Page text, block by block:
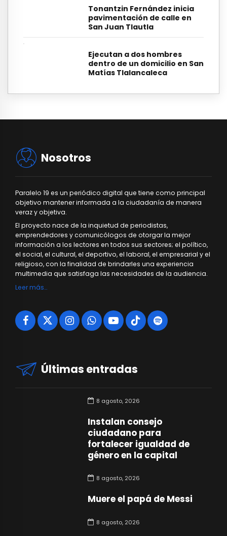
Tonantzin Fernández inicia
pavimentación de calle en
San Juan Tlautla
Ejecutan a dos hombres
dentro de un domicilio en San
Matías Tlalancaleca
Nosotros
Paralelo 19 es un periódico digital que tiene como principal
objetivo mantener informada a la ciudadanía de manera
veraz y objetiva.
El proyecto nace de la inquietud de periodistas,
emprendedores y comunicólogos de otorgar la mejor
información a los lectores en todos sus sectores; el político,
el social, el cultural, el deportivo, el laboral, el empresarial y el
religioso, con la finalidad de brindarles una experiencia
multimedia que satisfaga las necesidades de la audiencia.
Leer más…
Últimas entradas
8 agosto, 2026
Instalan consejo
ciudadano para
fortalecer igualdad de
género en la capital
8 agosto, 2026
Muere el papá de Messi
8 agosto, 2026